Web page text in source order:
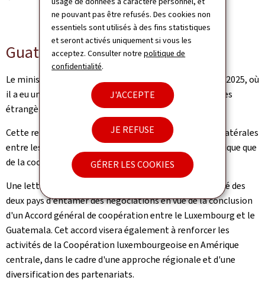
ne pouvant pas être refusés. Des cookies non
essentiels sont utilisés à des fins statistiques
et seront activés uniquement si vous les
acceptez. Consulter notrepolitique de
confidentialité.
J'ACCEPTE
JE REFUSE
GÉRER LES COOKIES
Guatemala
Le ministre Bettel était au Guatemala le 12 novembre 2025, où
il a eu une réunion de travail avec le ministre des Affaires
étrangères du Guatemala, Carlos Ramiro Martínez.
Cette rencontre a permis de renforcer les relations bilatérales
entre les deux pays, tant sur le plan politique, économique que
de la coopération au développement.
Une lettre d'entente a été signée, exprimant la volonté des
deux pays d'entamer des négociations en vue de la conclusion
d'un Accord général de coopération entre le Luxembourg et le
Guatemala. Cet accord visera également à renforcer les
activités de la Coopération luxembourgeoise en Amérique
centrale, dans le cadre d'une approche régionale et d'une
diversification des partenariats.